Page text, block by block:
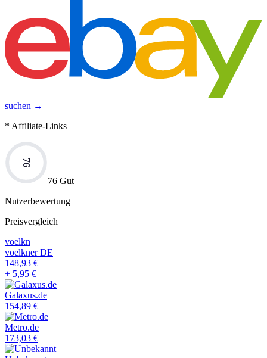
suchen →
* Affiliate-Links
76
76 Gut
Nutzerbewertung
Preisvergleich
voelkn
voelkner DE
148,93 €
+ 5,95 €
Galaxus.de
154,89 €
Metro.de
173,03 €